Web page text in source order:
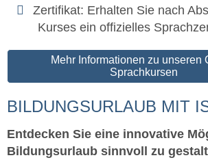
Zertifikat: Erhalten Sie nach
Kurses ein offizielles
Mehr Informationen zu unseren
Sprachkursen
BILDUNGSURLAUB MIT
Entdecken Sie eine innovative
Bildungsurlaub sinnvoll zu